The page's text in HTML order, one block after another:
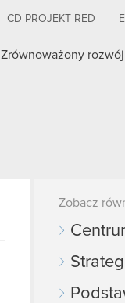
CD PROJEKT RED
Zrównoważony rozwój
Zobacz